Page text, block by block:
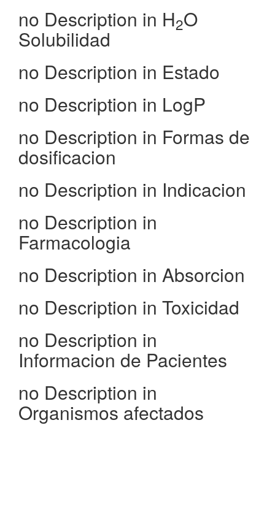
no Description in H2O
Solubilidad
no Description in Estado
no Description in LogP
no Description in Formas de
dosificacion
no Description in Indicacion
no Description in
Farmacologia
no Description in Absorcion
no Description in Toxicidad
no Description in
Informacion de Pacientes
no Description in
Organismos afectados